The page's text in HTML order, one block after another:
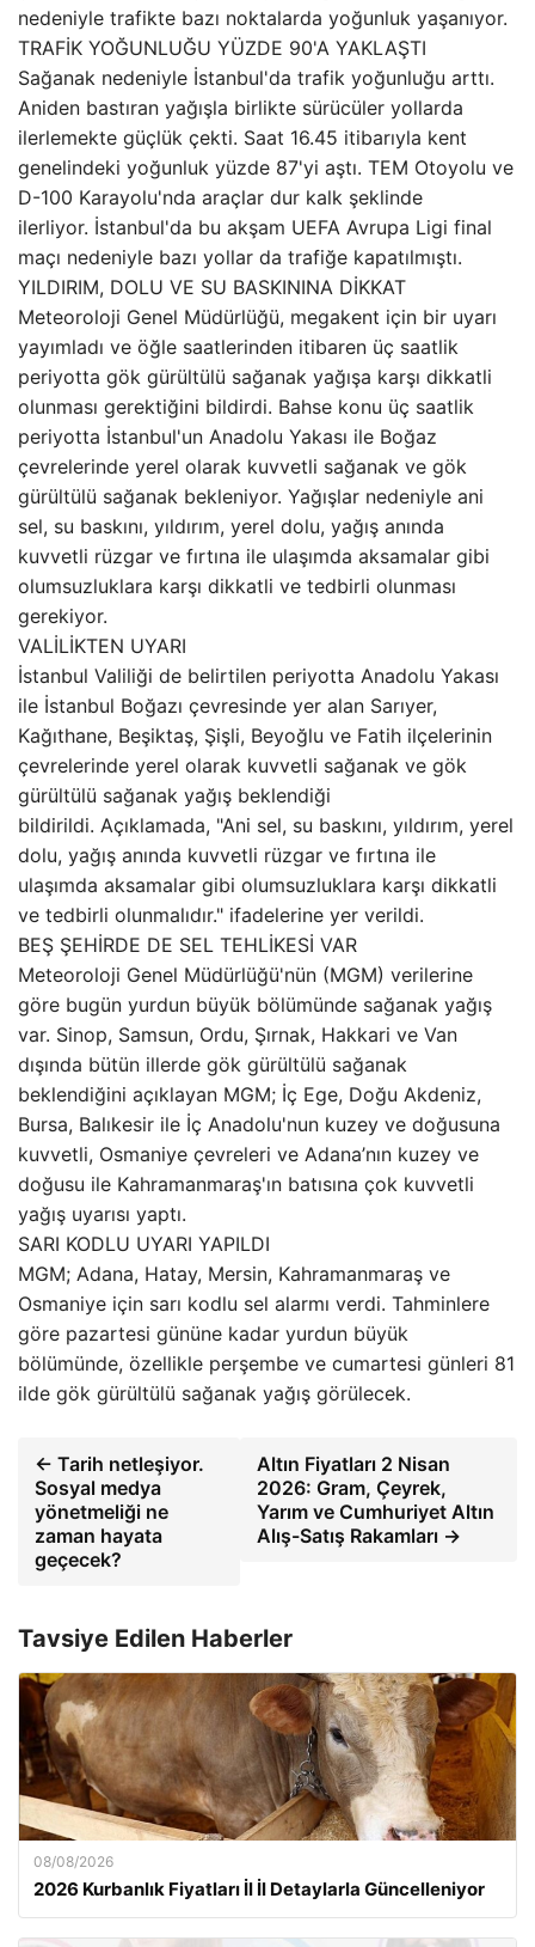
nedeniyle trafikte bazı noktalarda yoğunluk yaşanıyor.
TRAFİK YOĞUNLUĞU YÜZDE 90'A YAKLAŞTI
Sağanak nedeniyle İstanbul'da trafik yoğunluğu arttı.
Aniden bastıran yağışla birlikte sürücüler yollarda
ilerlemekte güçlük çekti. Saat 16.45 itibarıyla kent
genelindeki yoğunluk yüzde 87'yi aştı. TEM Otoyolu ve
D-100 Karayolu'nda araçlar dur kalk şeklinde
ilerliyor. İstanbul'da bu akşam UEFA Avrupa Ligi final
maçı nedeniyle bazı yollar da trafiğe kapatılmıştı.
YILDIRIM, DOLU VE SU BASKININA DİKKAT
Meteoroloji Genel Müdürlüğü, megakent için bir uyarı
yayımladı ve öğle saatlerinden itibaren üç saatlik
periyotta gök gürültülü sağanak yağışa karşı dikkatli
olunması gerektiğini bildirdi. Bahse konu üç saatlik
periyotta İstanbul'un Anadolu Yakası ile Boğaz
çevrelerinde yerel olarak kuvvetli sağanak ve gök
gürültülü sağanak bekleniyor. Yağışlar nedeniyle ani
sel, su baskını, yıldırım, yerel dolu, yağış anında
kuvvetli rüzgar ve fırtına ile ulaşımda aksamalar gibi
olumsuzluklara karşı dikkatli ve tedbirli olunması
gerekiyor.
VALİLİKTEN UYARI
İstanbul Valiliği de belirtilen periyotta Anadolu Yakası
ile İstanbul Boğazı çevresinde yer alan Sarıyer,
Kağıthane, Beşiktaş, Şişli, Beyoğlu ve Fatih ilçelerinin
çevrelerinde yerel olarak kuvvetli sağanak ve gök
gürültülü sağanak yağış beklendiği
bildirildi. Açıklamada, "Ani sel, su baskını, yıldırım, yerel
dolu, yağış anında kuvvetli rüzgar ve fırtına ile
ulaşımda aksamalar gibi olumsuzluklara karşı dikkatli
ve tedbirli olunmalıdır." ifadelerine yer verildi.
BEŞ ŞEHİRDE DE SEL TEHLİKESİ VAR
Meteoroloji Genel Müdürlüğü'nün (MGM) verilerine
göre bugün yurdun büyük bölümünde sağanak yağış
var. Sinop, Samsun, Ordu, Şırnak, Hakkari ve Van
dışında bütün illerde gök gürültülü sağanak
beklendiğini açıklayan MGM; İç Ege, Doğu Akdeniz,
Bursa, Balıkesir ile İç Anadolu'nun kuzey ve doğusuna
kuvvetli, Osmaniye çevreleri ve Adana’nın kuzey ve
doğusu ile Kahramanmaraş'ın batısına çok kuvvetli
yağış uyarısı yaptı.
SARI KODLU UYARI YAPILDI
MGM; Adana, Hatay, Mersin, Kahramanmaraş ve
Osmaniye için sarı kodlu sel alarmı verdi. Tahminlere
göre pazartesi gününe kadar yurdun büyük
bölümünde, özellikle perşembe ve cumartesi günleri 81
ilde gök gürültülü sağanak yağış görülecek.
← Tarih netleşiyor.
Sosyal medya
yönetmeliği ne
zaman hayata
geçecek?
Altın Fiyatları 2 Nisan
2026: Gram, Çeyrek,
Yarım ve Cumhuriyet Altın
Alış-Satış Rakamları →
Tavsiye Edilen Haberler
08/08/2026
2026 Kurbanlık Fiyatları İl İl Detaylarla Güncelleniyor